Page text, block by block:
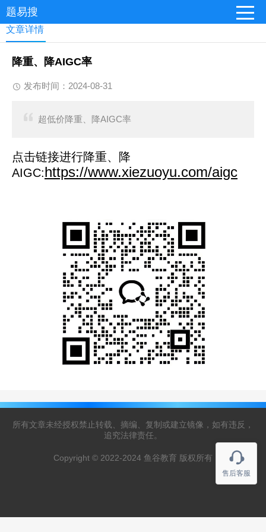
题易搜
文章详情
降重、降AIGC率
发布时间：2024-08-31
超低价降重、降AIGC率
点击链接进行降重、降
AIGC:https://www.xiezuoyu.com/aigc
所有文章未经授权禁止转载、摘编、复制或建立镜像，如有违反，
追究法律责任。
Copyright © 2022-2024 鱼谷教育 版权所有
售后客服